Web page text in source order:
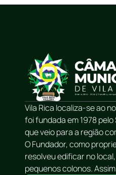
Vila Rica localiza-se ao
foi fundada em 1978 pelo
que veio para a região
O Fundador, como
resolveu edificar no
pequenos colonos.